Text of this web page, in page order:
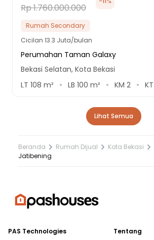
Rp 1.760.000.000
Rumah Secondary
Cicilan 13.3 Juta/bulan
Perumahan Taman Galaxy
Bekasi Selatan, Kota Bekasi
LT 108 m² LB 100 m² KM 2 KT
Lihat Semua
Beranda Rumah Dijual Kota Bekasi
Jatibening
PAS Technologies
Tentang